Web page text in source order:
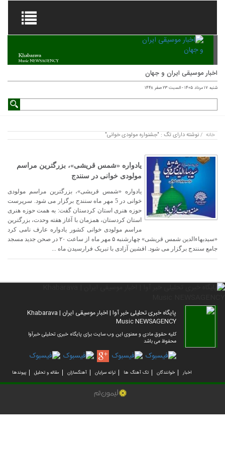
اخبار موسیقی ایران و جهان
شنبه ۱۷ مرداد ۱۴۰۵ - السبت ۲۳ صفر ۱۴۴۸
خانه /نوشته دارای تگ : "جشنواره مولودی خوانی"
یادواره «شمس قریشی»، بزرگترین مراسم
مولودی خوانی در سنندج
یادواره «شمس قریشی»، بزرگترین مراسم مولودی
خوانی در 5 مهر ماه سنندج برگزار می شود. سرپرست
حوزه هنری استان کردستان گفت: به همت حوزه هنری
استان کردستان، همزمان با آغاز هفته وحدت، بزرگترین
مراسم مولودی خوانی کشور یادواره عارف نامی کرد
«سیدبهاءالدین شمس قریشی» چهارشنبه ۵ مهر ماه از ساعت ۲۰ در صحن جدید مسجد
جامع سنندج برگزار می شود. افشین آزادی با تبریک فرارسیدن ماه ...
پایگاه خبری تحلیلی خبر آوا | اخبار موسیقی ایران | Khabarava
Music NEWSAGENCY
کلیه حقوق مادی و معنوی این وب سایت برای پایگاه خبری تحلیلی خبرآوا
محفوظ می باشد
اخبار خوانندگان تک آهنگ ها ترانه سرایان آهنگسازان مقاله و تحلیل پیوندها